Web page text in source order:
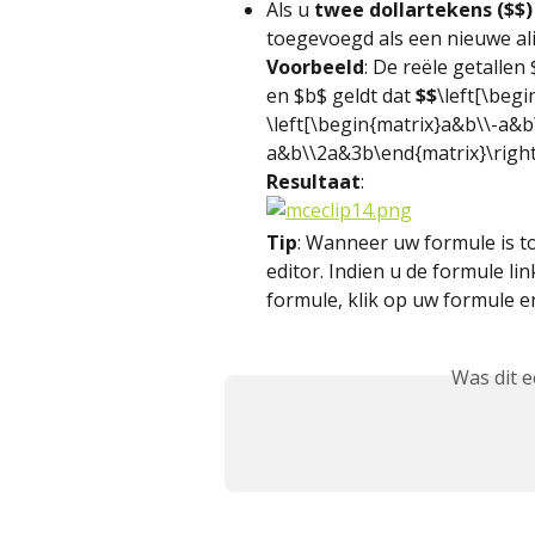
Als u twee dollartekens ($$)
toegevoegd als een nieuwe
Voorbeeld: De reële getallen
en $b$ geldt dat $$
\left[\begin{matrix}a&b\\-
Resultaat:
Tip: Wanneer uw formule is
editor. Indien u de formule
formule, klik op uw formule
Was dit